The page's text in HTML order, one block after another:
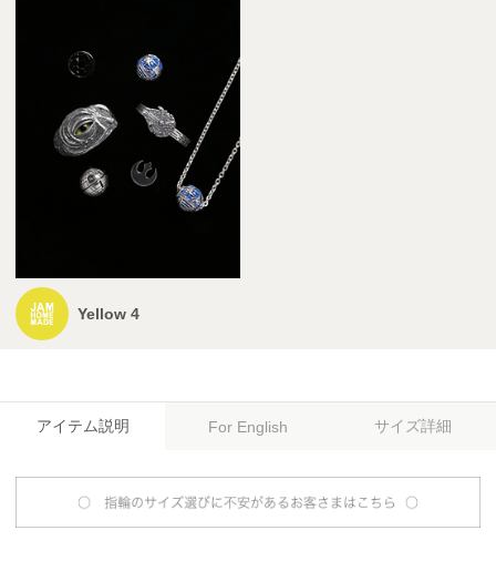
Yellow 4
アイテム説明 For English サイズ詳細